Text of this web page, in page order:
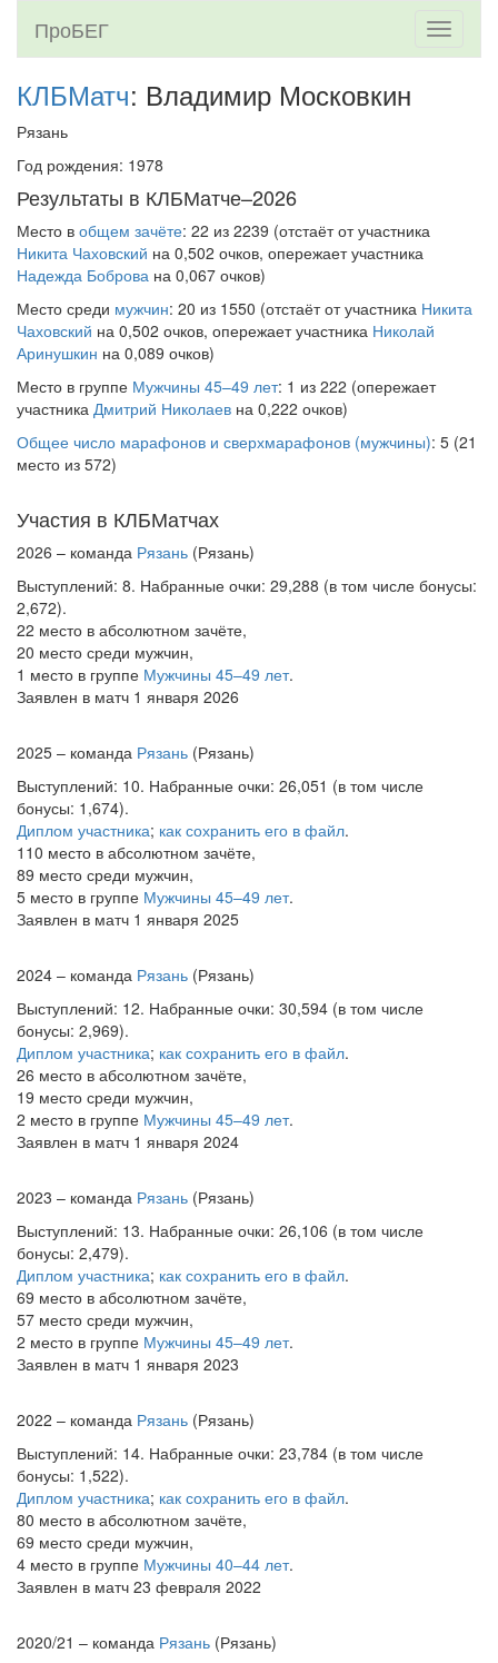
Toggle
ПроБЕГ
КЛБМатч: Владимир Московкин
Рязань
Год рождения: 1978
Результаты в КЛБМатче–2026
Место в общем зачёте: 22 из 2239 (отстаёт от участника
Никита Чаховский на 0,502 очков, опережает участника
Надежда Боброва на 0,067 очков)
Место среди мужчин: 20 из 1550 (отстаёт от участника Никита
Чаховский на 0,502 очков, опережает участника Николай
Аринушкин на 0,089 очков)
Место в группе Мужчины 45–49 лет: 1 из 222 (опережает
участника Дмитрий Николаев на 0,222 очков)
Общее число марафонов и сверхмарафонов (мужчины): 5 (21
место из 572)
Участия в КЛБМатчах
2026 – команда Рязань (Рязань)
Выступлений: 8. Набранные очки: 29,288 (в том числе бонусы:
2,672).
22 место в абсолютном зачёте,
20 место среди мужчин,
1 место в группе Мужчины 45–49 лет.
Заявлен в матч 1 января 2026
2025 – команда Рязань (Рязань)
Выступлений: 10. Набранные очки: 26,051 (в том числе
бонусы: 1,674).
Диплом участника; как сохранить его в файл.
110 место в абсолютном зачёте,
89 место среди мужчин,
5 место в группе Мужчины 45–49 лет.
Заявлен в матч 1 января 2025
2024 – команда Рязань (Рязань)
Выступлений: 12. Набранные очки: 30,594 (в том числе
бонусы: 2,969).
Диплом участника; как сохранить его в файл.
26 место в абсолютном зачёте,
19 место среди мужчин,
2 место в группе Мужчины 45–49 лет.
Заявлен в матч 1 января 2024
2023 – команда Рязань (Рязань)
Выступлений: 13. Набранные очки: 26,106 (в том числе
бонусы: 2,479).
Диплом участника; как сохранить его в файл.
69 место в абсолютном зачёте,
57 место среди мужчин,
2 место в группе Мужчины 45–49 лет.
Заявлен в матч 1 января 2023
2022 – команда Рязань (Рязань)
Выступлений: 14. Набранные очки: 23,784 (в том числе
бонусы: 1,522).
Диплом участника; как сохранить его в файл.
80 место в абсолютном зачёте,
69 место среди мужчин,
4 место в группе Мужчины 40–44 лет.
Заявлен в матч 23 февраля 2022
2020/21 – команда Рязань (Рязань)